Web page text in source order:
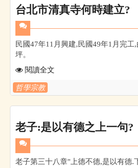
台北市清真寺何時建立?
民國47年11月興建,民國49年1月完工
坪。
閱讀全文
哲學宗教
老子:是以有德之上一句?
老子第三十八章"上德不德,是以有德.